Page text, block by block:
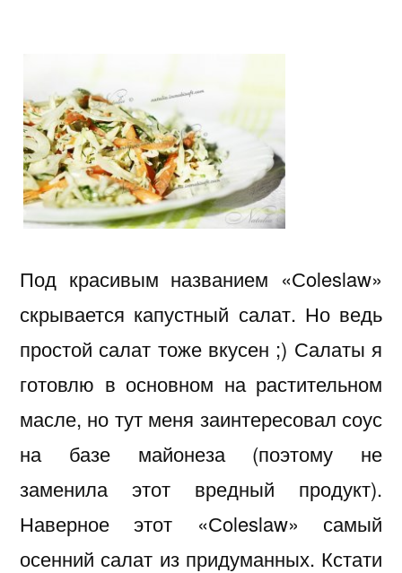
Под красивым названием «Сoleslaw»
скрывается капустный салат. Но ведь
простой салат тоже вкусен ;) Салаты я
готовлю в основном на растительном
масле, но тут меня заинтересовал соус
на базе майонеза (поэтому не
заменила этот вредный продукт).
Наверное этот «Сoleslaw» самый
осенний салат из придуманных. Кстати